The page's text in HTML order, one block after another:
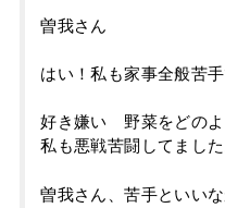
曽我さん
はい！私も家事全般苦手
好き嫌い 野菜をどのよ
私も悪戦苦闘してました
曽我さん、苦手といい